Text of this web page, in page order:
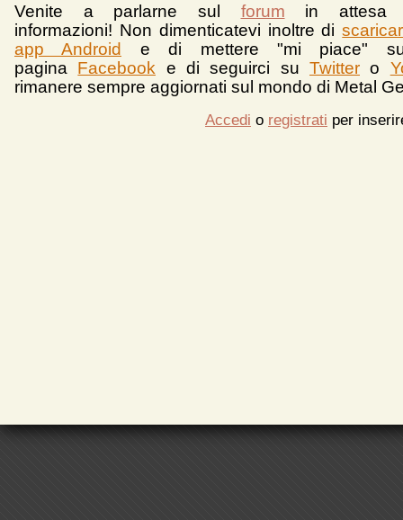
Venite a parlarne sul forum in attesa
informazioni! Non dimenticatevi inoltre di
app Android e di mettere "mi piace"
pagina Facebook e di seguirci suTwitter o
rimanere sempre aggiornati sul mondo di Metal
Accedi o registrati per